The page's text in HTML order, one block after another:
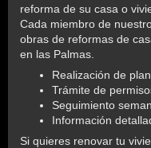
reforma de su casa o
Cada miembro de
obras de reformas de
en las Palmas.
Realización de
Trámite de
Seguimiento
Información
Si quieres renovar tu